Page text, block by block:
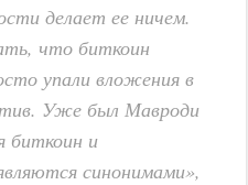
делает ее ничем.
что биткоин
упали вложения в
Уже был Мавроди
биткоин и
синонимами»,